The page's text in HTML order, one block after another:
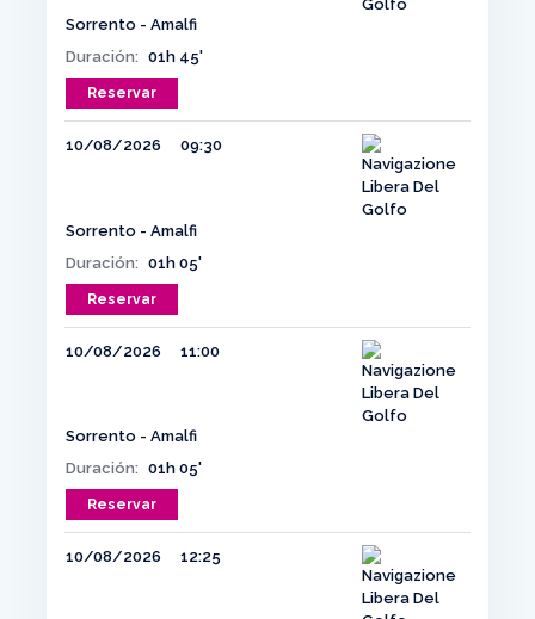
Sorrento - Amalfi
Duración: 01h 45'
Reservar
10/08/2026 09:30
Sorrento - Amalfi
Duración: 01h 05'
Reservar
10/08/2026 11:00
Sorrento - Amalfi
Duración: 01h 05'
Reservar
10/08/2026 12:25